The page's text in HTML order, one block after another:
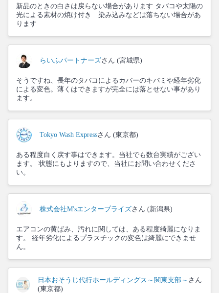
新品のときの白さは戻らない場合があります タバコや太陽の
光による素材の焼け付き 染み込みなどは落ちない場合があ
ります
らいふパートナーズさん (宮城県)
そうですね、長年のタバコによるカバーのキバミや経年劣化
による変色。薄くはできますが完全には落とせない事があり
ます。
Tokyo Wash Expressさん (東京都)
ある程度白く戻す事はできます。当社でも数台実績がござい
ます。 状態にもよりますので、当社にお問い合わせくださ
い。
株式会社M'sエンタープライズさん (新潟県)
エアコンの黄ばみ、汚れに関しては、ある程度綺麗になりま
す。 経年劣化によるプラスチックの変色は綺麗にできませ
ん。
日本おそうじ代行ホールディングス～関東支部～ さん
(東京都)